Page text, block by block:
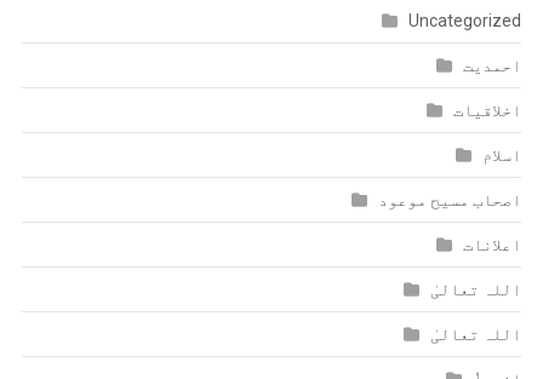
Uncategorized
احمدیت
اخلاقیات
اسلام
اصحاب مسیح موعود
اعلانات
اللہ تعالیٰ
اللہ تعالیٰ